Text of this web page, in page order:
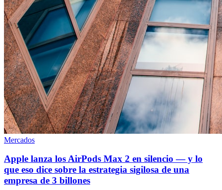
Mercados
Apple lanza los AirPods Max 2 en silencio — y lo
que eso dice sobre la estrategia sigilosa de una
empresa de 3 billones